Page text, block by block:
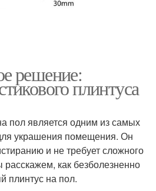
решение:
плинтуса
пол является одним из самых
украшения помещения. Он
и не требует сложного
расскажем, как безболезненно
плинтус на пол.